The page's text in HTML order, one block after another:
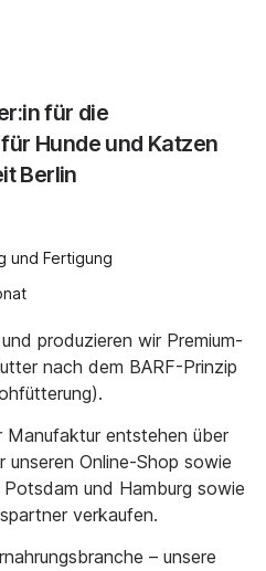
für die
Hunde und Katzen
Berlin
und Fertigung
produzieren wir Premium-
nach dem BARF-Prinzip
Manufaktur entstehen über
Online-Shop sowie
und Hamburg sowie
verkaufen.
– unsere